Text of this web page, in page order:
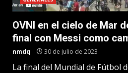
OVNI en el cielo de Mar
final con Messi como
nmdq 30 de julio de 2023
La final del Mundial de Fútbol